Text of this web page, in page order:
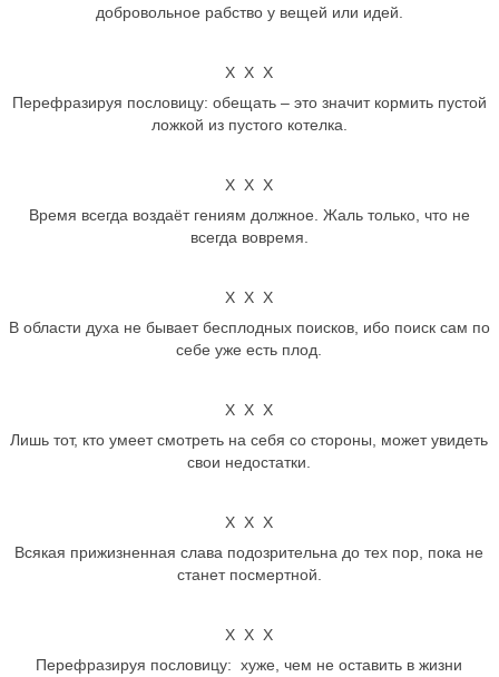
добровольное рабство у вещей или идей.
Х Х Х
Перефразируя пословицу: обещать – это значит кормить пустой
ложкой из пустого котелка.
Х Х Х
Время всегда воздаёт гениям должное. Жаль только, что не
всегда вовремя.
Х Х Х
В области духа не бывает бесплодных поисков, ибо поиск сам по
себе уже есть плод.
Х Х Х
Лишь тот, кто умеет смотреть на себя со стороны, может увидеть
свои недостатки.
Х Х Х
Всякая прижизненная слава подозрительна до тех пор, пока не
станет посмертной.
Х Х Х
Перефразируя пословицу: хуже, чем не оставить в жизни